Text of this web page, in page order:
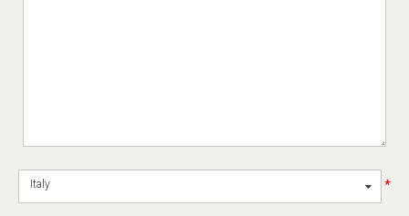
Italy *